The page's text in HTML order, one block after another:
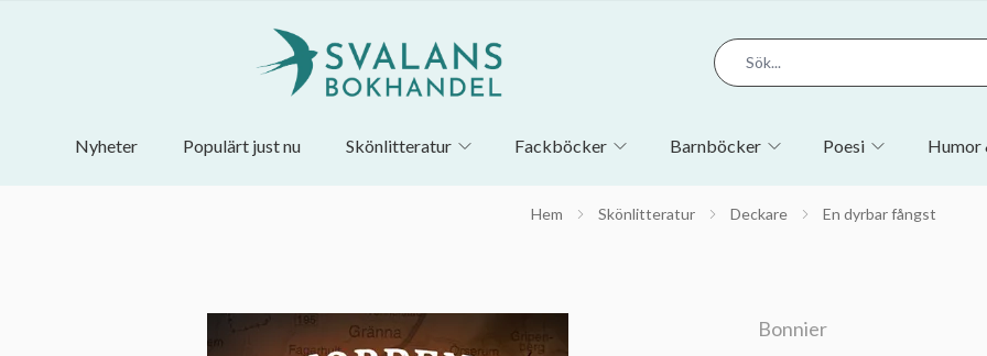
Nyheter Populärt just nu Skönlitteratur Fackböcker Barnböcker Poesi Humor
Hem Skönlitteratur Deckare En dyrbar fångst
Bonnier